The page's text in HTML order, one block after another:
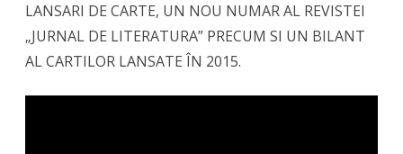
LANSARI DE CARTE, UN NOU NUMAR AL REVISTEI
„JURNAL DE LITERATURA” PRECUM SI UN BILANT
AL CARTILOR LANSATE ÎN 2015.